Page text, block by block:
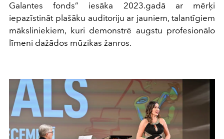
Galantes fonds” iesāka 2023.gadā ar mērķi
iepazīstināt plašāku auditoriju ar jauniem, talantīgiem
māksliniekiem, kuri demonstrē augstu profesionālo
līmeni dažādos mūzikas žanros.